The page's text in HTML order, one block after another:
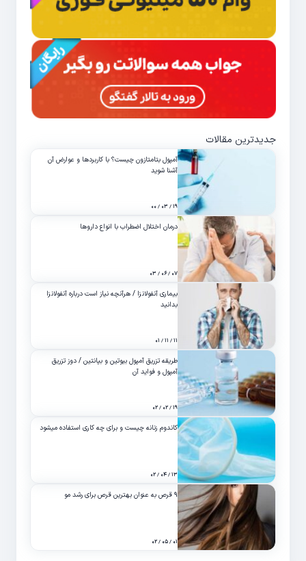
جدیدترین مقالات
آمپول بتامتازون چیست؟ با کاربردها و عوارض آن
آشنا شوید
۱۹ / ۰۳ / ۰۰
درمان اختلال اضطراب با انواع داروها
۰۷ / ۰۶ / ۰۳
بیماری آنفولانزا / هرآنچه نیاز است درباره آنفولانزا
بدانید
۱۱ / ۱۱ / ۰۱
طریقه تزریق آمپول بیوتین و بپانتین / دوز تزریق
آمپول و فواید آن
۱۹ / ۰۲ / ۰۲
کاندوم زنانه چیست و برای چه کاری استفاده میشود
۱۳ / ۰۴ / ۰۲
۹ قرص به عنوان بهترین قرص برای رشد مو
۰۱ / ۰۵ / ۰۲